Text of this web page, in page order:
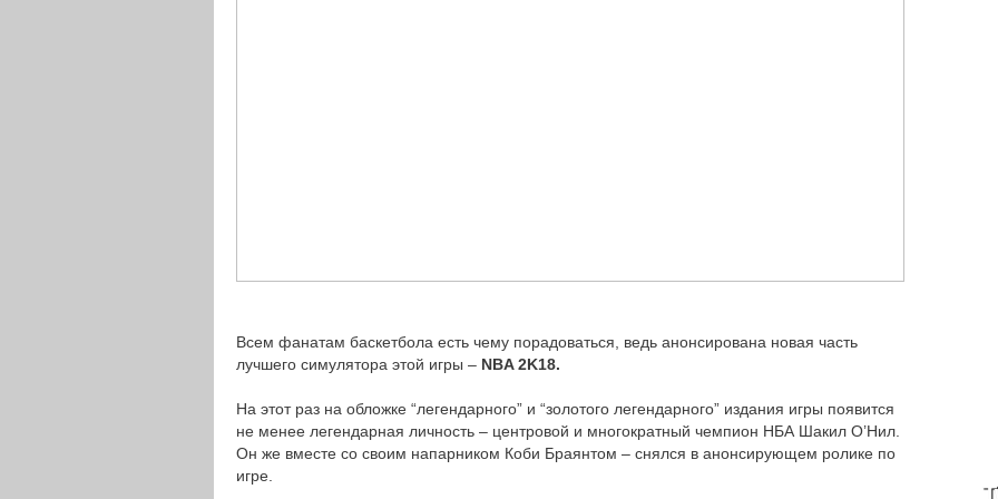
Всем фанатам баскетбола есть чему порадоваться, ведь анонсирована новая часть
лучшего симулятора этой игры – NBA 2K18.
На этот раз на обложке “легендарного” и “золотого легендарного” издания игры появится
не менее легендарная личность – центровой и многократный чемпион НБА Шакил О’Нил.
Он же вместе со своим напарником Коби Браянтом – снялся в анонсирующем ролике по
игре.